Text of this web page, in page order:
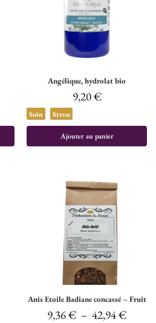
Angélique, hydrolat bio
9,20€
Soin Stress
Ajouter au panier
Anis Etoile Badiane concassé – Fruit
9,36€ – 42,94€